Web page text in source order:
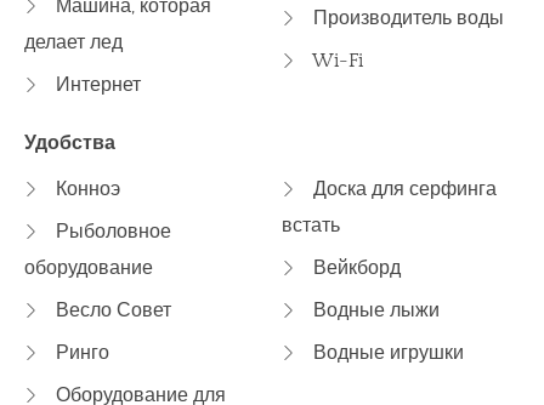
Машина, которая
делает лед
Интернет
Производитель воды
Wi-Fi
Удобства
Конноэ
Рыболовное
оборудование
Весло Совет
Ринго
Оборудование для
Доска для серфинга
встать
Вейкборд
Водные лыжи
Водные игрушки